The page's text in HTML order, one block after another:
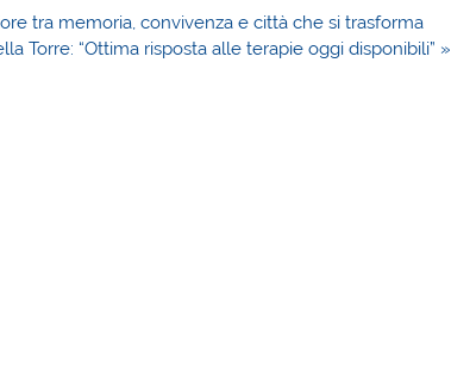
tra memoria, convivenza e città che si trasforma
Torre: “Ottima risposta alle terapie oggi disponibili” »